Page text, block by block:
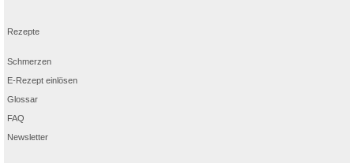
Rezepte
Schmerzen
E-Rezept einlösen
Glossar
FAQ
Newsletter